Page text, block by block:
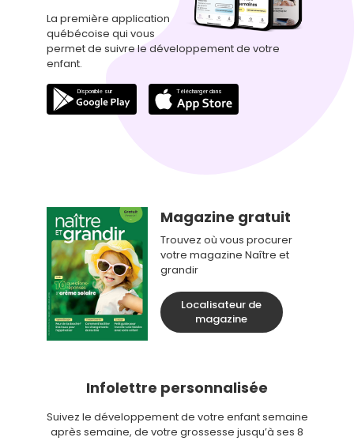
La première application
québécoise qui vous
permet de suivre le développement de votre
enfant.
Magazine gratuit
Trouvez où vous procurer
votre magazine Naître et
grandir
Localisateur de
magazine
Infolettre personnalisée
Suivez le développement de votre enfant semaine
après semaine, de votre grossesse jusqu’à ses 8